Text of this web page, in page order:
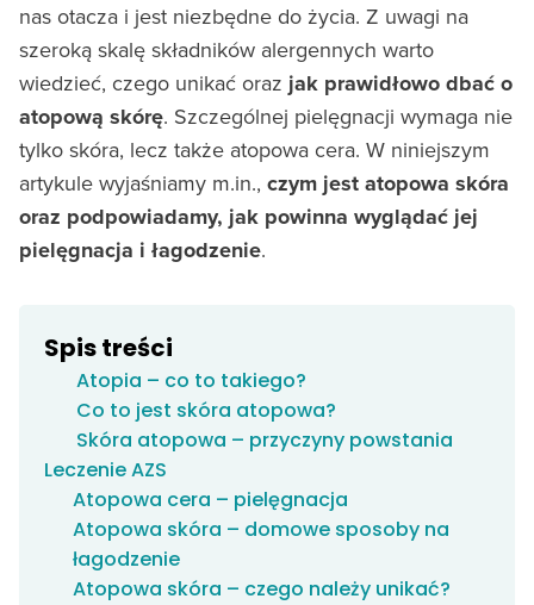
nas otacza i jest niezbędne do życia. Z uwagi na
szeroką skalę składników alergennych warto
wiedzieć, czego unikać oraz jak prawidłowo dbać o
atopową skórę. Szczególnej pielęgnacji wymaga nie
tylko skóra, lecz także atopowa cera. W niniejszym
artykule wyjaśniamy m.in., czym jest atopowa skóra
oraz podpowiadamy, jak powinna wyglądać jej
pielęgnacja i łagodzenie.
Spis treści
Atopia – co to takiego?
Co to jest skóra atopowa?
Skóra atopowa – przyczyny powstania
Leczenie AZS
Atopowa cera – pielęgnacja
Atopowa skóra – domowe sposoby na
łagodzenie
Atopowa skóra – czego należy unikać?